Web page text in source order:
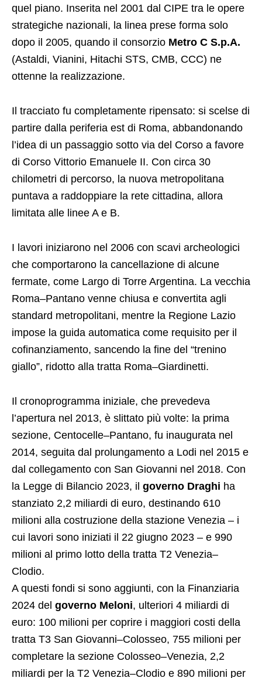
quel piano. Inserita nel 2001 dal CIPE tra le opere
strategiche nazionali, la linea prese forma solo
dopo il 2005, quando il consorzio Metro C S.p.A.
(Astaldi, Vianini, Hitachi STS, CMB, CCC) ne
ottenne la realizzazione.
Il tracciato fu completamente ripensato: si scelse di
partire dalla periferia est di Roma, abbandonando
l’idea di un passaggio sotto via del Corso a favore
di Corso Vittorio Emanuele II. Con circa 30
chilometri di percorso, la nuova metropolitana
puntava a raddoppiare la rete cittadina, allora
limitata alle linee A e B.
I lavori iniziarono nel 2006 con scavi archeologici
che comportarono la cancellazione di alcune
fermate, come Largo di Torre Argentina. La vecchia
Roma–Pantano venne chiusa e convertita agli
standard metropolitani, mentre la Regione Lazio
impose la guida automatica come requisito per il
cofinanziamento, sancendo la fine del “trenino
giallo”, ridotto alla tratta Roma–Giardinetti.
Il cronoprogramma iniziale, che prevedeva
l’apertura nel 2013, è slittato più volte: la prima
sezione, Centocelle–Pantano, fu inaugurata nel
2014, seguita dal prolungamento a Lodi nel 2015 e
dal collegamento con San Giovanni nel 2018. Con
la Legge di Bilancio 2023, il governo Draghi ha
stanziato 2,2 miliardi di euro, destinando 610
milioni alla costruzione della stazione Venezia – i
cui lavori sono iniziati il 22 giugno 2023 – e 990
milioni al primo lotto della tratta T2 Venezia–
Clodio.
A questi fondi si sono aggiunti, con la Finanziaria
2024 del governo Meloni, ulteriori 4 miliardi di
euro: 100 milioni per coprire i maggiori costi della
tratta T3 San Giovanni–Colosseo, 755 milioni per
completare la sezione Colosseo–Venezia, 2,2
miliardi per la T2 Venezia–Clodio e 890 milioni per